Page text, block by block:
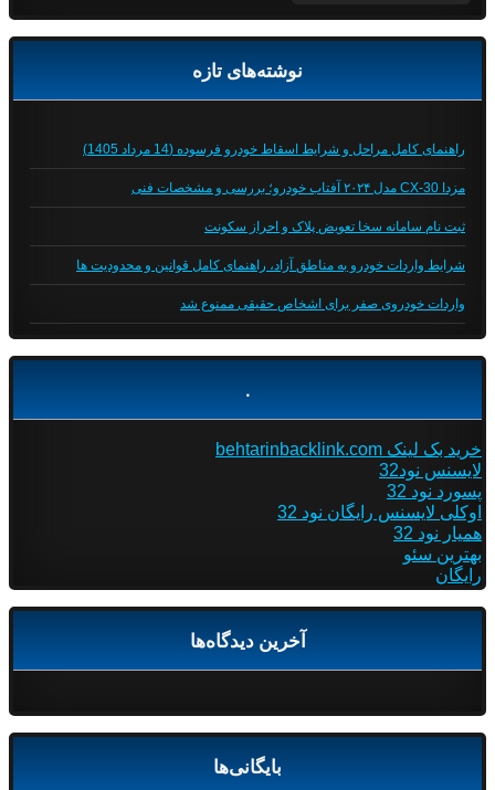
نوشته‌های تازه
راهنمای کامل مراحل و شرایط اسقاط خودرو فرسوده (14 مرداد 1405)
مزدا CX-30 مدل ۲۰۲۴ آفتاب خودرو؛ بررسی و مشخصات فنی
ثبت نام سامانه سخا تعویض پلاک و احراز سکونت
شرایط واردات خودرو به مناطق آزاد، راهنمای کامل قوانین و محدودیت ها
واردات خودروی صفر برای اشخاص حقیقی ممنوع شد
.
خرید بک لینک behtarinbacklink.com
لایسنس نود32
پسورد نود 32
اوکلی لایسنس رایگان نود 32
همیار نود 32
بهترین سئو
رایگان
آخرین دیدگاه‌ها
بایگانی‌ها